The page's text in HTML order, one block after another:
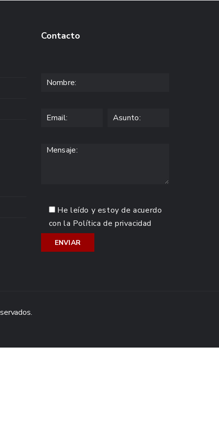
Contacto
He leído y estoy de acuerdo
con la Política de privacidad